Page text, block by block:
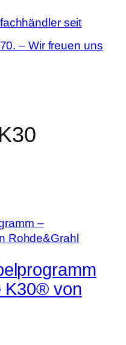
– Wir freuen uns
K30
K30® von